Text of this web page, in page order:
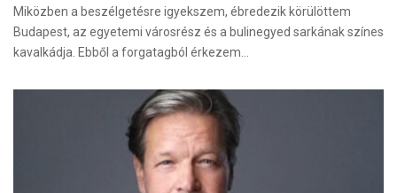
Miközben a beszélgetésre igyekszem, ébredezik körülöttem
Budapest, az egyetemi városrész és a bulinegyed sarkának színes
kavalkádja. Ebből a forgatagból érkezem…